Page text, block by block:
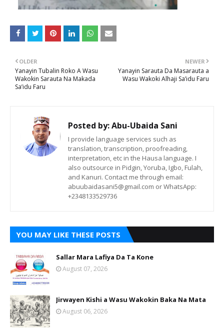
NEWER
Yanayin Sarauta Da Masarauta a
Wasu Wakoki Alhaji Sa’idu Faru
OLDER
Yanayin Tubalin Roko A Wasu
Wakokin Sarauta Na Makada
Sa’idu Faru
Posted by:Abu-Ubaida Sani
I provide language services such as
translation, transcription, proofreading,
interpretation, etc in the Hausa language. I
also outsource in Pidgin, Yoruba, Igbo, Fulah,
and Kanuri. Contact me through email:
abuubaidasani5@gmail.com or WhatsApp:
+2348133529736
YOU MAY LIKE THESE POSTS
Sallar Mara Lafiya Da Ta Kone
August 07, 2026
Jirwayen Kishi a Wasu Wakokin Baka Na Mata
August 06, 2026